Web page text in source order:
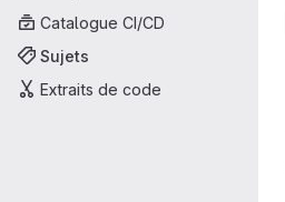
Catalogue CI/CD
Sujets
Extraits de code